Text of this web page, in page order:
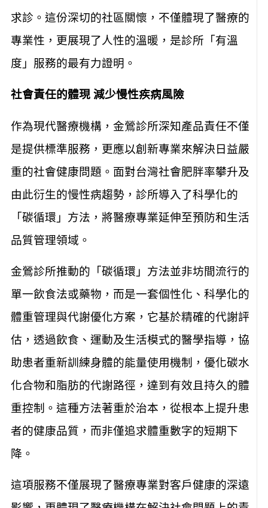
求診。這份深切的社區關懷，不僅體現了醫療的
專業性，更展現了人性的溫暖，是診所「有溫
度」服務的最有力證明。
社會責任的體現 減少慢性疾病風險
作為現代醫療機構，金鶯診所深知產品責任不僅
是提供標準服務，更應以創新專業來解決日益嚴
重的社會健康問題。面對台灣社會肥胖率攀升及
由此衍生的慢性病趨勢，診所導入了科學化的
「碳循環」方法，將醫療專業延伸至預防和生活
品質管理領域。
金鶯診所推動的「碳循環」方法並非坊間流行的
單一飲食法或藥物，而是一套個性化、科學化的
體重管理與代謝優化方案，它基於精確的代謝評
估，透過飲食、運動及生活模式的醫學指導，協
助患者重新訓練身體的能量使用機制，優化碳水
化合物和脂肪的代謝路徑，達到有效且持久的體
重控制。這種方法著重於治本，從根本上提升患
者的健康品質，而非僅追求體重數字的短期下
降。
這項服務不僅展現了醫療專業對客戶健康的深遠